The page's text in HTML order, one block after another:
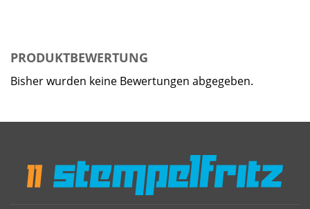
PRODUKTBEWERTUNG
Bisher wurden keine Bewertungen abgegeben.